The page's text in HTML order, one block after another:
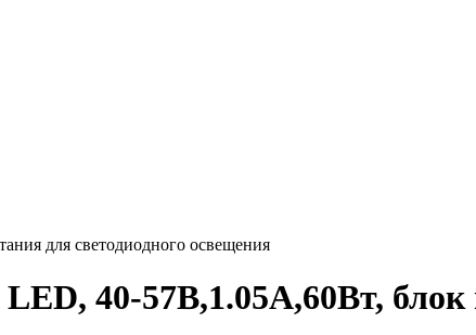
для светодиодного освещения
40-57В,1.05А,60Вт, блок